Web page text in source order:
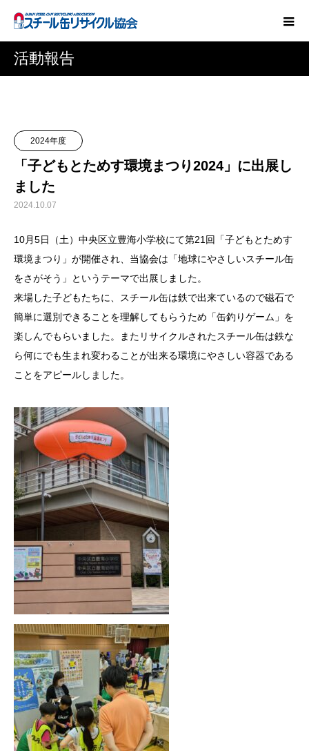
活動報告
2024年度
「子どもとためす環境まつり2024」に出展し
ました
2024.10.07
10月5日（土）中央区立豊海小学校にて第21回「子どもとためす
環境まつり」が開催され、当協会は「地球にやさしいスチール缶
をさがそう」というテーマで出展しました。
来場した子どもたちに、スチール缶は鉄で出来ているので磁石で
簡単に選別できることを理解してもらうため「缶釣りゲーム」を
楽しんでもらいました。またリサイクルされたスチール缶は鉄な
ら何にでも生まれ変わることが出来る環境にやさしい容器である
ことをアピールしました。